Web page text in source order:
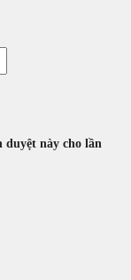
này cho lần